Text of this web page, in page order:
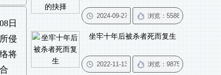
日
侵
将
坐牢十年后被杀者死而复生